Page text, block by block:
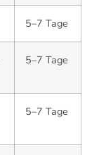
5–7 Tage
5–7 Tage
5–7 Tage